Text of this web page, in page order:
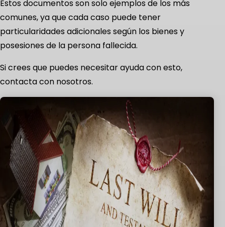
Estos documentos son solo ejemplos de los más
comunes, ya que cada caso puede tener
particularidades adicionales según los bienes y
posesiones de la persona fallecida.
Si crees que puedes necesitar ayuda con esto,
contacta con nosotros.